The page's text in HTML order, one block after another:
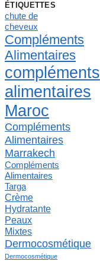
ÉTIQUETTES
chute de
cheveux
Compléments
Alimentaires
compléments
alimentaires
Maroc
Compléments
Alimentaires
Marrakech
Compléments
Alimentaires
Targa
Crème
Hydratante
Peaux
Mixtes
Dermocosmétique
Dermocosmétique